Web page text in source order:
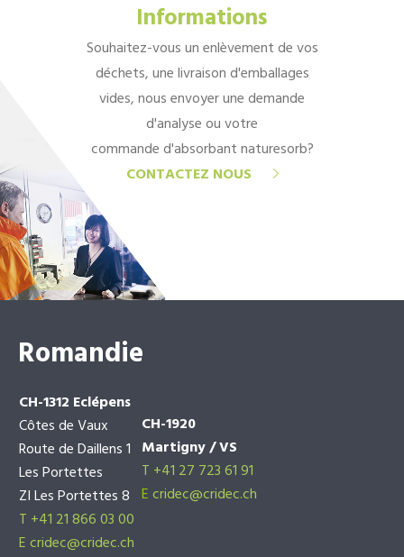
Informations
Souhaitez-vous un enlèvement de vos
déchets, une livraison d'emballages
vides, nous envoyer une demande
d'analyse ou votre
commande d'absorbant naturesorb?
CONTACTEZ NOUS
Romandie
CH-1312 Eclépens
Côtes de Vaux
Route de Daillens 1
Les Portettes
ZI Les Portettes 8
T +41 21 866 03 00
Ecridec@cridec.ch
CH-1920
Martigny / VS
T +41 27 723 61 91
Ecridec@cridec.ch